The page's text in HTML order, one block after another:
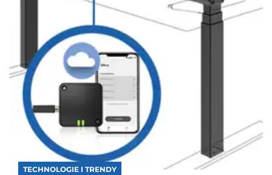
TECHNOLOGIE I TRENDY